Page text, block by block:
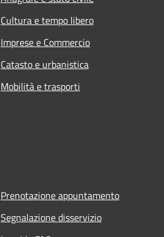
Cultura e tempo libero
Imprese e Commercio
Catasto e urbanistica
Mobilità e trasporti
Prenotazione appuntamento
Segnalazione disservizio